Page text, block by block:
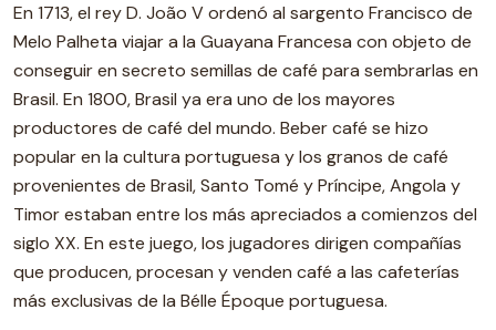
En 1713, el rey D. João V ordenó al sargento Francisco de
Melo Palheta viajar a la Guayana Francesa con objeto de
conseguir en secreto semillas de café para sembrarlas en
Brasil. En 1800, Brasil ya era uno de los mayores
productores de café del mundo. Beber café se hizo
popular en la cultura portuguesa y los granos de café
provenientes de Brasil, Santo Tomé y Príncipe, Angola y
Timor estaban entre los más apreciados a comienzos del
siglo XX. En este juego, los jugadores dirigen compañías
que producen, procesan y venden café a las cafeterías
más exclusivas de la Bélle Époque portuguesa.